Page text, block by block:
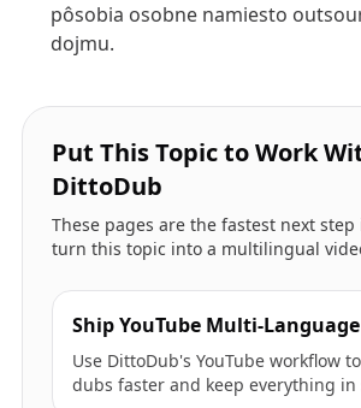
pôsobia osobne namiesto
dojmu.
Put This Topic to Work
DittoDub
These pages are the fastest next
turn this topic into a multilingual
Ship YouTube Multi-
Use DittoDub's YouTube workflow
dubs faster and keep everything in